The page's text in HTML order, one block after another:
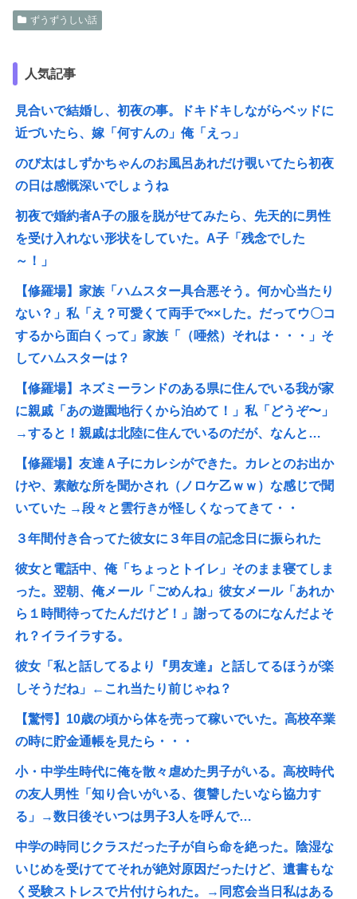
ずうずうしい話
人気記事
見合いで結婚し、初夜の事。ドキドキしながらベッドに
近づいたら、嫁「何すんの」俺「えっ」
のび太はしずかちゃんのお風呂あれだけ覗いてたら初夜
の日は感慨深いでしょうね
初夜で婚約者A子の服を脱がせてみたら、先天的に男性
を受け入れない形状をしていた。A子「残念でした
～！」
【修羅場】家族「ハムスター具合悪そう。何か心当たり
ない？」私「え？可愛くて両手で××した。だってウ〇コ
するから面白くって」家族「（唖然）それは・・・」そ
してハムスターは？
【修羅場】ネズミーランドのある県に住んでいる我が家
に親戚「あの遊園地行くから泊めて！」私「どうぞ〜」
→すると！親戚は北陸に住んでいるのだが、なんと…
【修羅場】友達Ａ子にカレシができた。カレとのお出か
けや、素敵な所を聞かされ（ノロケ乙ｗｗ）な感じで聞
いていた →段々と雲行きが怪しくなってきて・・
３年間付き合ってた彼女に３年目の記念日に振られた
彼女と電話中、俺「ちょっとトイレ」そのまま寝てしま
った。翌朝、俺メール「ごめんね」彼女メール「あれか
ら１時間待ってたんだけど！」謝ってるのになんだよそ
れ？イライラする。
彼女「私と話してるより『男友達』と話してるほうが楽
しそうだね」←これ当たり前じゃね？
【驚愕】10歳の頃から体を売って稼いでいた。高校卒業
の時に貯金通帳を見たら・・・
小・中学生時代に俺を散々虐めた男子がいる。高校時代
の友人男性「知り合いがいる、復讐したいなら協力す
る」→数日後そいつは男子3人を呼んで…
中学の時同じクラスだった子が自ら命を絶った。陰湿な
いじめを受けててそれが絶対原因だったけど、遺書もな
く受験ストレスで片付けられた。→同窓会当日私はある